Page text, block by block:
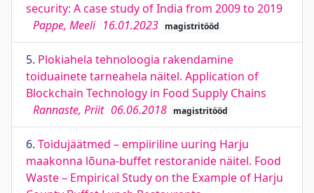
security: A case study of India from 2009 to 2019
Pappe, Meeli 16.01.2023 magistritööd
5. Plokiahela tehnoloogia rakendamine
toiduainete tarneahela näitel. Application of
Blockchain Technology in Food Supply Chains
Rannaste, Priit 06.06.2018 magistritööd
6. Toidujäätmed – empiiriline uuring Harju
maakonna lõuna-buffet restoranide näitel. Food
Waste – Empirical Study on the Example of Harju